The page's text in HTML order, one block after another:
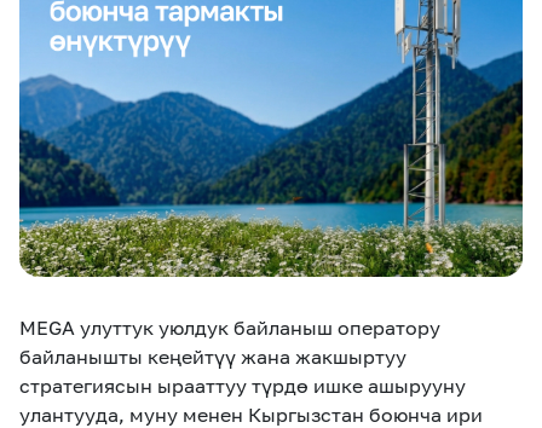
Кызматтар Көңүл ачуучу Соц. тармактар
Чалуулар жана
SMS
Номерди тандоо SIM жеткирүү
Компания
Биз жөнүндө Жаңылыктар MEGAда иште
Кызмат көрсөтүүлөр
MEGA улуттук уюлдук байланыш оператору
байланышты кеңейтүү жана жакшыртуу
стратегиясын ырааттуу түрдө ишке ашырууну
улантууда, муну менен Кыргызстан боюнча ири